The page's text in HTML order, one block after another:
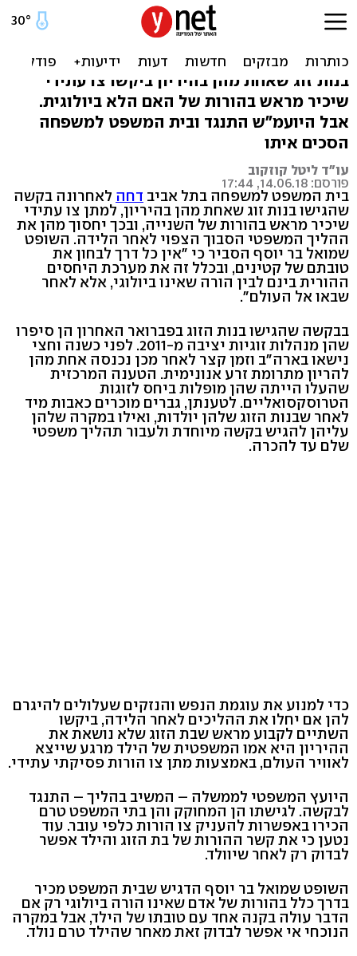
ביהמ"ש לזוגות להט"ב: אי
אפשר להכיר בהורות על עובר
בנות זוג שאחת מהן בהיריון ביקשו צו עתידי
שיכיר מראש בהורות של האם הלא ביולוגית.
אבל היועמ"ש התנגד ובית המשפט למשפחה
הסכים איתו
עו"ד ליטל קוזקוב
פורסם: 14.06.18, 17:44
בית המשפט למשפחה בתל אביב דחה לאחרונה בקשה
שהגישו בנות זוג שאחת מהן בהיריון, למתן צו עתידי
שיכיר מראש בהורות של השנייה, ובכך יחסוך מהן את
ההליך המשפטי הסבוך הצפוי לאחר הלידה. השופט
שמואל בר יוסף הסביר כי "אין כל דרך לבחון את
טובתם של קטינים, ובכלל זה את מערכת היחסים
ההורית בינם לבין הורה שאינו ביולוגי, אלא לאחר
שבאו אל העולם".
בבקשה שהגישו בנות הזוג בפברואר האחרון הן סיפרו
שהן מנהלות זוגיות יציבה מ-2011. לפני כשנה וחצי
נישאו בארה"ב וזמן קצר לאחר מכן נכנסה אחת מהן
להריון מתרומת זרע אנונימית. הטענה המרכזית
שהעלו הייתה שהן מופלות ביחס לזוגות
הטרוסקסואליים. לטענתן, גברים מוכרים כאבות מיד
לאחר שבנות הזוג שלהן יולדות, ואילו במקרה שלהן
עליהן להגיש בקשה מיוחדת ולעבור תהליך משפטי
שלם עד להכרה.
כדי למנוע את עוגמת הנפש והנזקים שעלולים להיגרם
להן אם יחלו את ההליכים לאחר הלידה, ביקשו
השתיים לקבוע מראש שבת הזוג שלא נושאת את
ההיריון היא אמו המשפטית של הילד מרגע שייצא
לאוויר העולם, באמצעות מתן צו הורות פסיקתי עתידי.
היועץ המשפטי לממשלה – המשיב בהליך – התנגד
לבקשה. לגישתו הן המחוקק והן בתי המשפט טרם
הכירו באפשרות להעניק צו הורות כלפי עובר. עוד
נטען כי את קשר ההורות של בת הזוג והילד אפשר
לבדוק רק לאחר שיוולד.
השופט שמואל בר יוסף הדגיש שבית המשפט מכיר
בדרך כלל בהורות של אדם שאינו הורה ביולוגי רק אם
הדבר עולה בקנה אחד עם טובתו של הילד, אבל במקרה
הנוכחי אי אפשר לבדוק זאת מאחר שהילד טרם נולד.